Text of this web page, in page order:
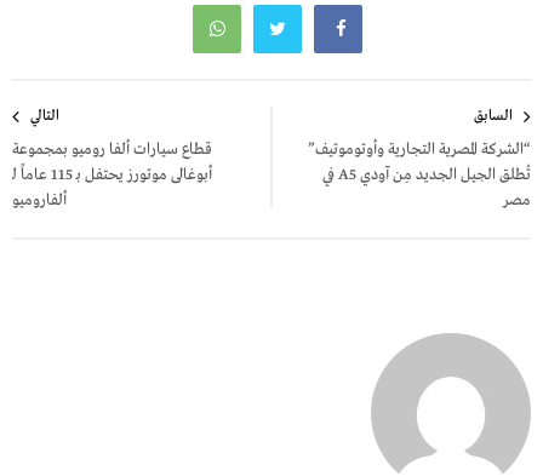
المقالات
السابق
“الشركة المصرية التجارية وأوتوموتيف”
تُطلق الجيل الجديد مِن آودي A5 في
مصر
التالي
قطاع سيارات ألفا روميو بمجموعة
أبوغالى موتورز يحتفل بـ 115 عاماً لـ
ألفاروميو